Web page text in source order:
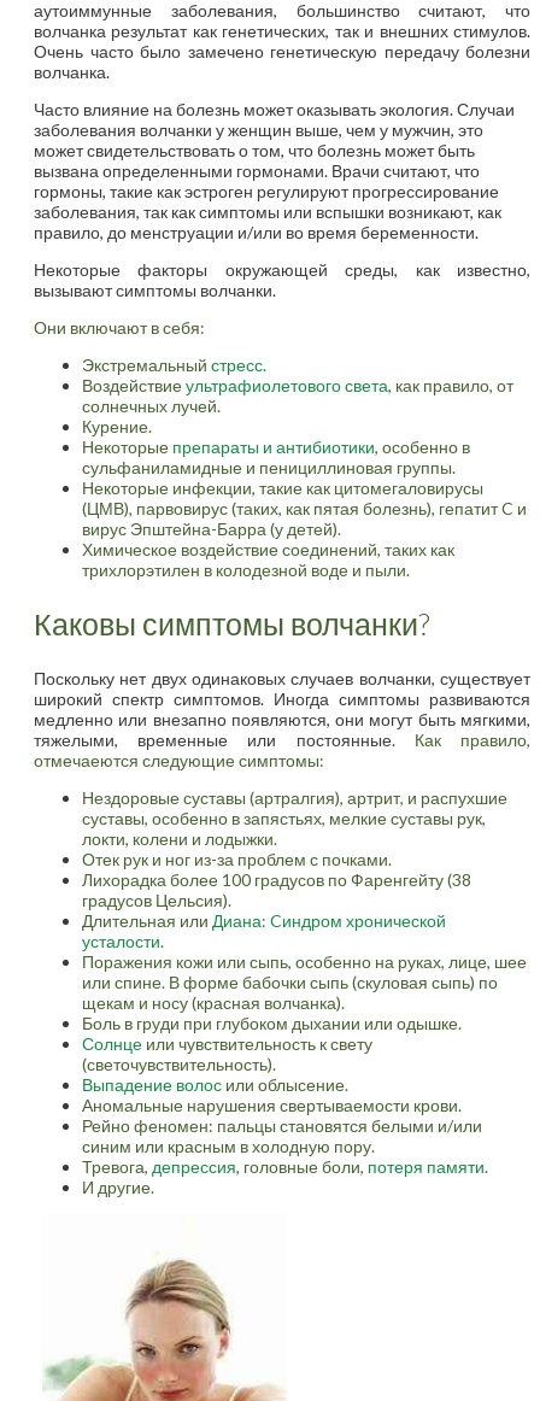
аутоиммунные заболевания, большинство считают, что
волчанка результат как генетических, так и внешних стимулов.
Очень часто было замечено генетическую передачу болезни
волчанка.
Часто влияние на болезнь может оказывать экология. Случаи
заболевания волчанки у женщин выше, чем у мужчин, это
может свидетельствовать о том, что болезнь может быть
вызвана определенными гормонами. Врачи считают, что
гормоны, такие как эстроген регулируют прогрессирование
заболевания, так как симптомы или вспышки возникают, как
правило, до менструации и/или во время беременности.
Некоторые факторы окружающей среды, как известно,
вызывают симптомы волчанки.
Они включают в себя:
Экстремальный стресс.
Воздействиеультрафиолетового света, как правило, от
солнечных лучей.
Курение.
Некоторые препараты и антибиотики, особенно в
сульфаниламидные и пенициллиновая группы.
Некоторые инфекции, такие как цитомегаловирусы
(ЦМВ), парвовирус (таких, как пятая болезнь), гепатит C и
вирус Эпштейна-Барра (у детей).
Химическое воздействие соединений, таких как
трихлорэтилен в колодезной воде и пыли.
Каковы симптомы волчанки?
Поскольку нет двух одинаковых случаев волчанки, существует
широкий спектр симптомов. Иногда симптомы развиваются
медленно или внезапно появляются, они могут быть мягкими,
тяжелыми, временные или постоянные. Как правило,
отмечаеются следующие симптомы:
Нездоровые суставы (артралгия), артрит, и распухшие
суставы, особенно в запястьях, мелкие суставы рук,
локти, колени и лодыжки.
Отек рук и ног из-за проблем с почками.
Лихорадка более 100 градусов по Фаренгейту (38
градусов Цельсия).
Длительная или Диана: Cиндром хронической
усталости.
Поражения кожи или сыпь, особенно на руках, лице, шее
или спине. В форме бабочки сыпь (скуловая сыпь) по
щекам и носу (красная волчанка).
Боль в груди при глубоком дыхании или одышке.
Солнце или чувствительность к свету
(светочувствительность).
Выпадение волос или облысение.
Аномальные нарушения свертываемости крови.
Рейно феномен: пальцы становятся белыми и/или
синим или красным в холодную пору.
Тревога, депрессия, головные боли, потеря памяти.
И другие.